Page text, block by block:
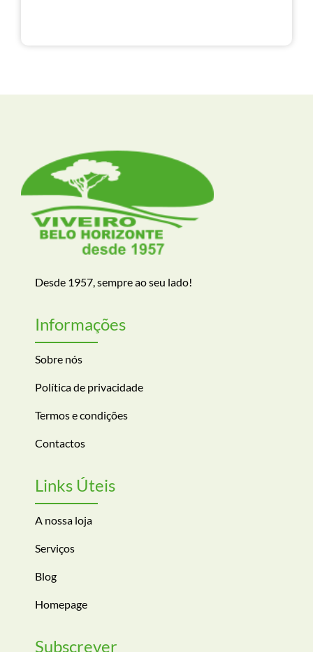
Desde 1957, sempre ao seu lado!
Informações
Sobre nós
Política de privacidade
Termos e condições
Contactos
Links Úteis
A nossa loja
Serviços
Blog
Homepage
Subscrever